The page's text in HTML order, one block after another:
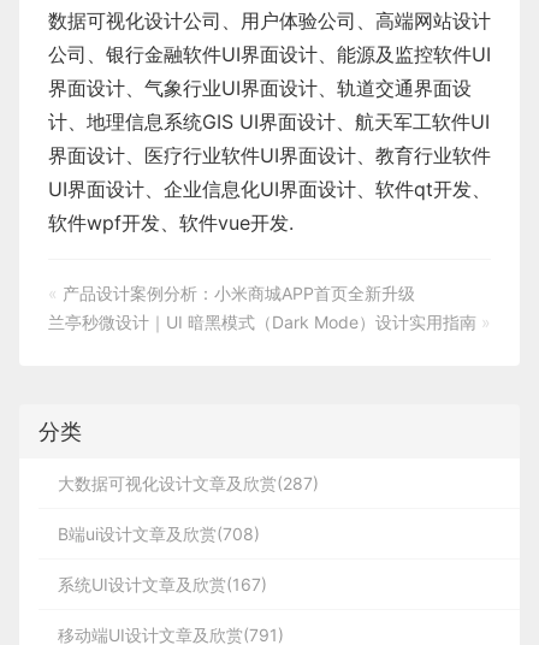
数据可视化设计公司
用户体验公司
高端网站设计
公司
银行金融软件UI界面设计 能源及监控软件UI
界面设计
气象行业UI界面设计
轨道交通界面设
计
地理信息系统GIS UI界面设计 航天军工软件UI
界面设计
医疗行业软件UI界面设计
教育行业软件
UI界面设计
企业信息化UI界面设计、 软件qt开发
软件wpf开发
软件vue开发.
« 产品设计案例分析：小米商城APP首页全新升级
兰亭秒微设计｜UI 暗黑模式（Dark Mode）设计实用指南 »
分类
大数据可视化设计文章及欣赏(287)
B端ui设计文章及欣赏(708)
系统UI设计文章及欣赏(167)
移动端UI设计文章及欣赏(791)